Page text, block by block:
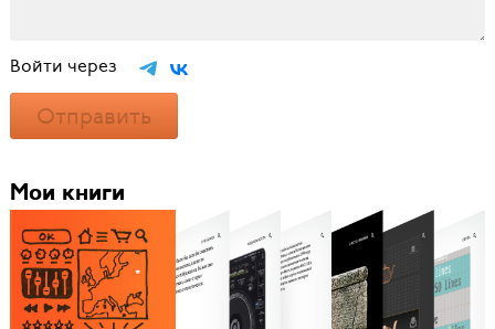
Войти через
Отправить
Мои книги